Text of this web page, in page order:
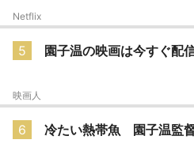
Netflix
5 園子温の映画は今すぐ配
映画人
6 冷たい熱帯魚 園子温監